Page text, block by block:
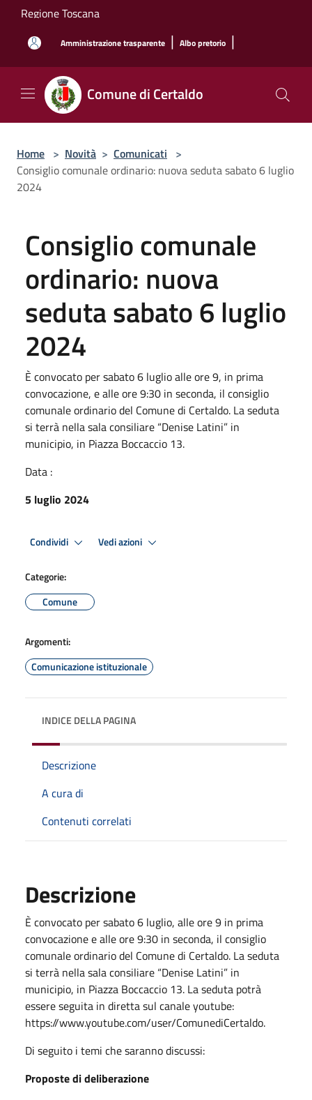
Salta al contenuto principale
Regione Toscana
Amministrazione trasparente | Albo pretorio |
Comune di Certaldo
Home > Novità > Comunicati >
Consiglio comunale ordinario: nuova seduta sabato 6 luglio
2024
Consiglio comunale
ordinario: nuova
seduta sabato 6 luglio
2024
È convocato per sabato 6 luglio alle ore 9, in prima
convocazione, e alle ore 9:30 in seconda, il consiglio
comunale ordinario del Comune di Certaldo. La seduta
si terrà nella sala consiliare “Denise Latini” in
municipio, in Piazza Boccaccio 13.
Data :
5 luglio 2024
Condividi Vedi azioni
Categorie:
Comune
Argomenti:
Comunicazione istituzionale
INDICE DELLA PAGINA
Descrizione
A cura di
Contenuti correlati
Descrizione
È convocato per sabato 6 luglio, alle ore 9 in prima
convocazione e alle ore 9:30 in seconda, il consiglio
comunale ordinario del Comune di Certaldo. La seduta
si terrà nella sala consiliare “Denise Latini” in
municipio, in Piazza Boccaccio 13. La seduta potrà
essere seguita in diretta sul canale youtube:
https://www.youtube.com/user/ComunediCertaldo.
Di seguito i temi che saranno discussi:
Proposte di deliberazione